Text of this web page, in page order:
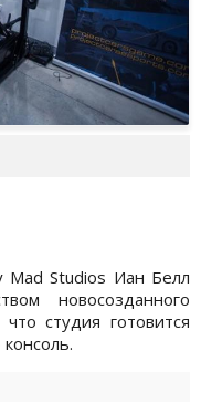
Mad Studios Иан Белл
новосозданного
студия готовится